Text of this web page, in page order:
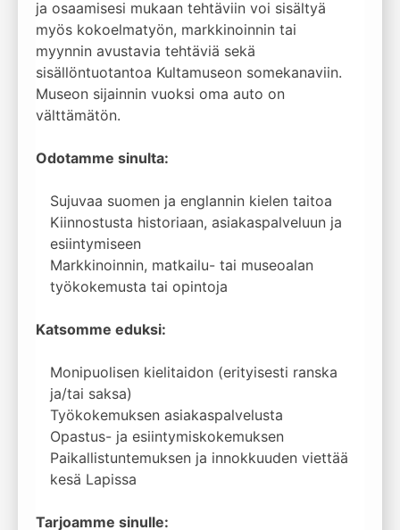
ja osaamisesi mukaan tehtäviin voi sisältyä
myös kokoelmatyön, markkinoinnin tai
myynnin avustavia tehtäviä sekä
sisällöntuotantoa Kultamuseon somekanaviin.
Museon sijainnin vuoksi oma auto on
välttämätön.
Odotamme sinulta:
Sujuvaa suomen ja englannin kielen taitoa
Kiinnostusta historiaan, asiakaspalveluun ja
esiintymiseen
Markkinoinnin, matkailu- tai museoalan
työkokemusta tai opintoja
Katsomme eduksi:
Monipuolisen kielitaidon (erityisesti ranska
ja/tai saksa)
Työkokemuksen asiakaspalvelusta
Opastus- ja esiintymiskokemuksen
Paikallistuntemuksen ja innokkuuden viettää
kesä Lapissa
Tarjoamme sinulle: